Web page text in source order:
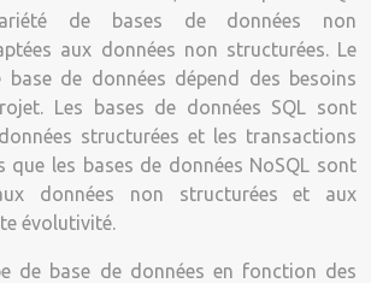
de bases de données non
aux données non structurées. Le
de données dépend des besoins
Les bases de données SQL sont
structurées et les transactions
que les bases de données NoSQL sont
données non structurées et aux
évolutivité.
de base de données en fonction des